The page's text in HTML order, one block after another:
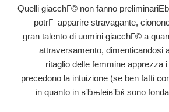
Quelli giacchГ© non fanno
potrГ apparire stravagante,
gran talento di uomini giacchГ© a
attraversamento, dimenticandosi
ritaglio delle femmine apprezza
precedono la intuizione (se ben fatti
in quanto in вЂњleiвЂќ sono